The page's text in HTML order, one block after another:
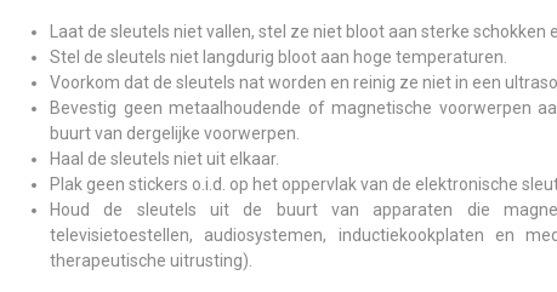
Laat de sleutels niet vallen, stel ze niet bloot aan sterke schokken
Stel de sleutels niet langdurig bloot aan hoge temperaturen.
Voorkom dat de sleutels nat worden en reinig ze niet in een
Bevestig geen metaalhoudende of magnetische voorwerpen
buurt van dergelijke voorwerpen.
Haal de sleutels niet uit elkaar.
Plak geen stickers o.i.d. op het oppervlak van de elektronische
Houd de sleutels uit de buurt van apparaten die
televisietoestellen, audiosystemen, inductiekookplaten en
therapeutische uitrusting).